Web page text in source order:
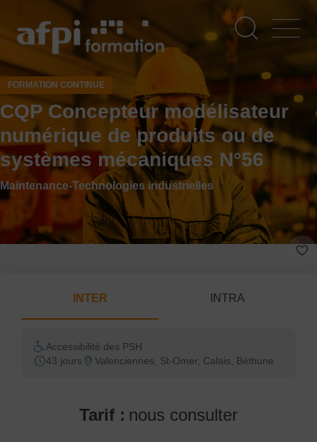
contenu
principal
FORMATION CONTINUE
CQP Concepteur modélisateur
numérique de produits ou de
systèmes mécaniques N°56
Maintenance-Technologies industrielles
INTER INTRA
Accessibilité des PSH
43 jours
Valenciennes, St-Omer, Calais, Béthune
Tarif : nous consulter